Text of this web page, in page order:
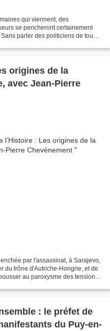
qui viennent, des
se pencheront certainement
parler des politiciens de tous
origines de la
avec Jean-Pierre
par l'assassinat, à Sarajevo,
du trône d'Autriche-Hongrie, et de
au paroxysme des tensions
: le préfet de
du Puy-en-